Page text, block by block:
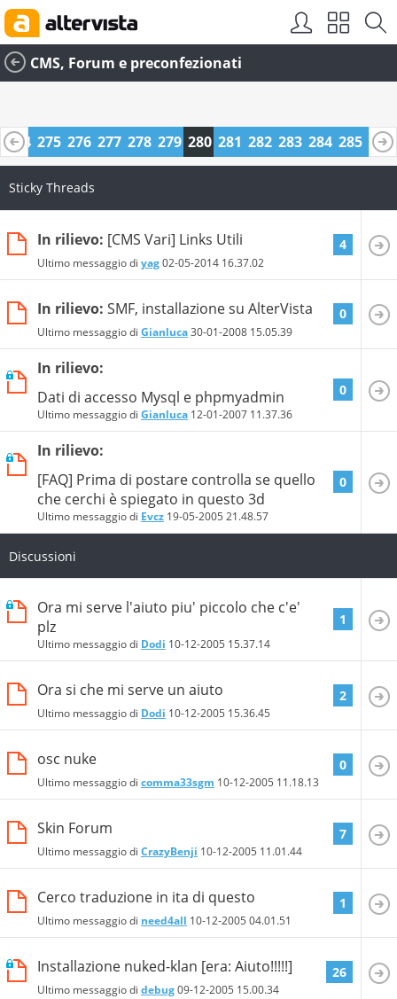
CMS, Forum e preconfezionati
274 275 276 277 278 279 280 281 282 283 284 285 286
Sticky Threads
In rilievo: [CMS Vari] Links Utili
Ultimo messaggio di yag02-05-2014 16.37.02
4
In rilievo: SMF, installazione su AlterVista
Ultimo messaggio di Gianluca30-01-2008 15.05.39
0
In rilievo:
Dati di accesso Mysql e phpmyadmin
Ultimo messaggio di Gianluca 12-01-2007 11.37.36
0
In rilievo:
[FAQ] Prima di postare controlla se quello
che cerchi è spiegato in questo 3d
Ultimo messaggio di Evcz 19-05-2005 21.48.57
0
Discussioni
Ora mi serve l'aiuto piu' piccolo che c'e'
plz
Ultimo messaggio di Dodi 10-12-2005 15.37.14
1
Ora si che mi serve un aiuto
Ultimo messaggio di Dodi 10-12-2005 15.36.45
2
osc nuke
Ultimo messaggio di comma33sgm 10-12-2005 11.18.13
0
Skin Forum
Ultimo messaggio di CrazyBenji 10-12-2005 11.01.44
7
Cerco traduzione in ita di questo
Ultimo messaggio di need4all 10-12-2005 04.01.51
1
Installazione nuked-klan [era: Aiuto!!!!!]
Ultimo messaggio di debug09-12-2005 15.00.34
26